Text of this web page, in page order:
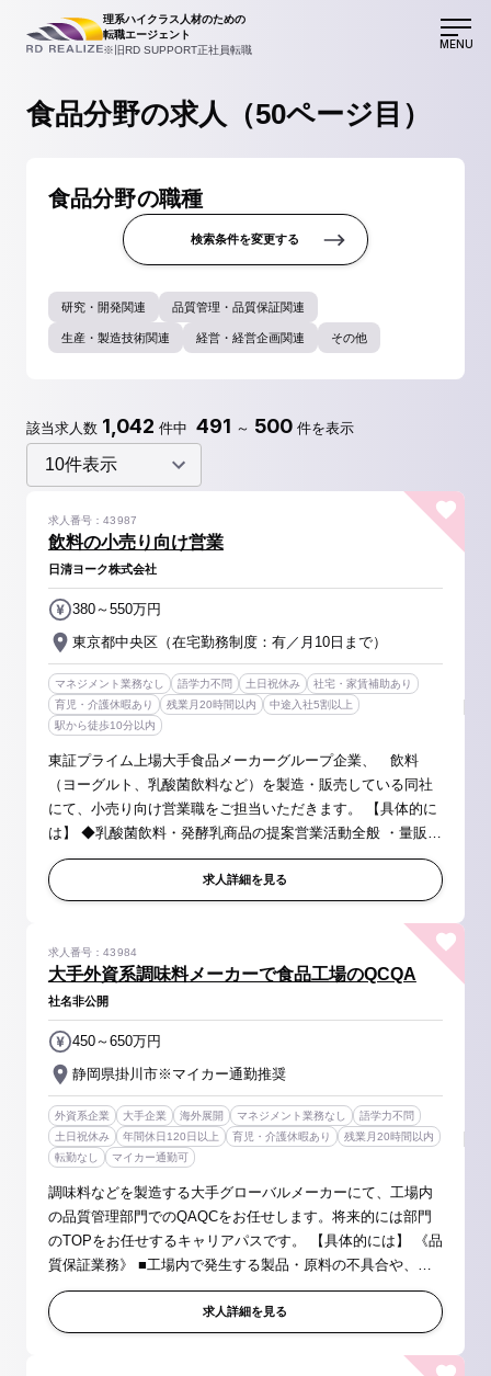
理系ハイクラス人材のための
転職エージェント
※旧RD SUPPORT正社員転職
MENU
食品分野の求人（50ページ目）
食品分野の職種
検索条件を変更する
研究・開発関連 品質管理・品質保証関連
生産・製造技術関連 経営・経営企画関連 その他
該当求人数 1,042 件中 491 ～ 500 件を表示
飲料の小売り向け営業
求人番号：43987
日清ヨーク株式会社
東京都中央区（在宅勤務制度：有／月10日まで）
380～550万円
マネジメント業務なし 語学力不問 土日祝休み
社宅・家賃補助あり
育児・介護休暇あり
残業月20時間以内
中途入社5割以上
駅から徒歩10分以内
東証プライム上場大手食品メーカーグループ企業、 飲料
（ヨーグルト、乳酸菌飲料など）を製造・販売している同社
にて、小売り向け営業職をご担当いただきます。 【具体的に
は】 ◆乳酸菌飲料・発酵乳商品の提案営業活動全般 ・量販
店、問屋、ドラッグストア等に対する本部商談、バイヤーと
の折衝 ・販促、棚割り等...求人詳細を見る
大手外資系調味料メーカーで食品工場のQCQA
求人番号：43984
社名非公開
静岡県掛川市※マイカー通勤推奨
450～650万円
外資系企業 大手企業 海外展開 マネジメント業務なし
語学力不問
土日祝休み
年間休日120日以上 育児・介護休暇あり
残業月20時間以内
転勤なし
マイカー通勤可
調味料などを製造する大手グローバルメーカーにて、工場内
の品質管理部門でのQAQCをお任せします。将来的には部門
のTOPをお任せするキャリアパスです。 【具体的には】 《品
質保証業務》 ■工場内で発生する製品・原料の不具合や、返
品・製品クレーム等の処理業務 ■BRCGS監査、顧客監査とい
った食品安全監査のアシ...求人詳細を見る